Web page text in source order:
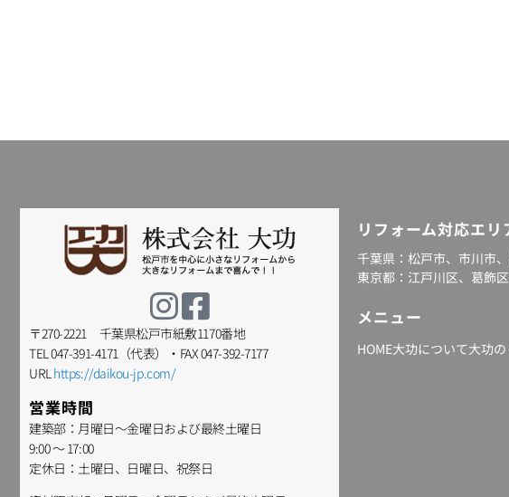
〒270-2221 千葉県松戸市紙敷1170番地
TEL 047-391-4171（代表）・FAX 047-392-7177
URL https://daikou-jp.com/
営業時間
建築部：月曜日～金曜日および最終土曜日
9:00 ～ 17:00
定休日：土曜日、日曜日、祝祭日
リフォーム対応エリ
千葉県：松戸市、市川市、
東京都： 江戸川区、葛飾
メニュー
HOME大功について大功